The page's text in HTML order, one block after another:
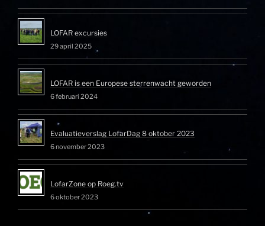
LOFAR excursies
29 april 2025
LOFAR is een Europese sterrenwacht geworden
6 februari 2024
Evaluatieverslag LofarDag 8 oktober 2023
6 november 2023
LofarZone op Roeg.tv
6 oktober 2023